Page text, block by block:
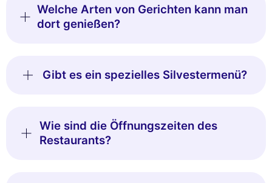
Welche Arten von Gerichten kann man
dort genießen?
Gibt es ein spezielles Silvestermenü?
Wie sind die Öffnungszeiten des
Restaurants?